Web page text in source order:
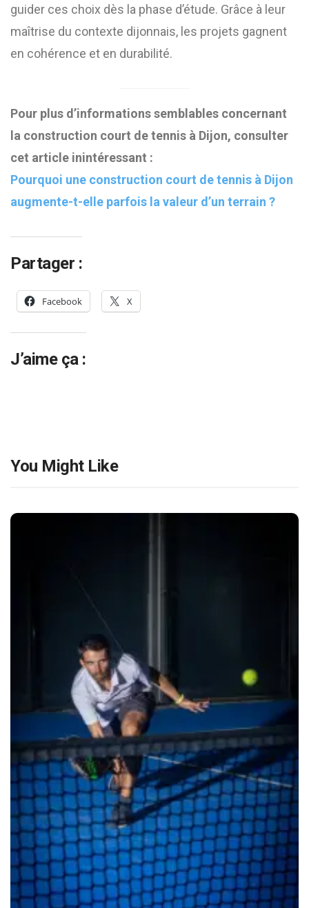
guider ces choix dès la phase d’étude. Grâce à leur
maîtrise du contexte dijonnais, les projets gagnent
en cohérence et en durabilité.
Pour plus d’informations semblables concernant
la construction court de tennis à Dijon, consulter
cet article inintéressant :
Pourquoi une construction court de tennis à Dijon
augmente-t-elle parfois la valeur d’un terrain ?
Partager :
Facebook X
J’aime ça :
You Might Like